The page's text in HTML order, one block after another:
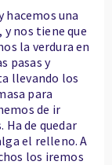
hacemos una
nos tiene que
la verdura en
pasas y
llevando los
para
de ir
Ha de quedar
el relleno. A
los iremos